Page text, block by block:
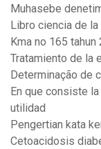
Muhasebe
Libro ciencia de
Kma no 165 tahun
Tratamiento de la
Determinação de
En que consiste
utilidad
Pengertian kata
Cetoacidosis